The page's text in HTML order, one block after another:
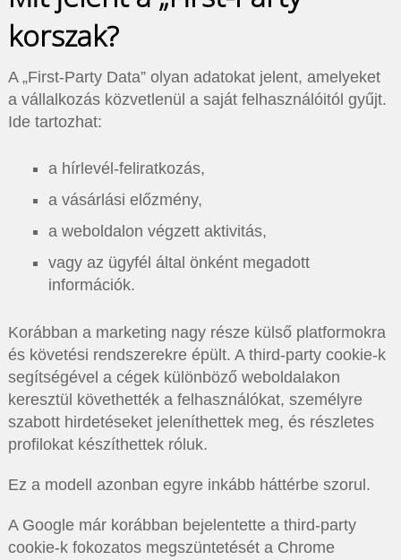
korszak?
A „First-Party Data” olyan adatokat jelent, amelyeket
a vállalkozás közvetlenül a saját felhasználóitól gyűjt.
Ide tartozhat:
a hírlevél-feliratkozás,
a vásárlási előzmény,
a weboldalon végzett aktivitás,
vagy az ügyfél által önként megadott
információk.
Korábban a marketing nagy része külső platformokra
és követési rendszerekre épült. A third-party cookie-k
segítségével a cégek különböző weboldalakon
keresztül követhették a felhasználókat, személyre
szabott hirdetéseket jeleníthettek meg, és részletes
profilokat készíthettek róluk.
Ez a modell azonban egyre inkább háttérbe szorul.
A Google már korábban bejelentette a third-party
cookie-k fokozatos megszüntetését a Chrome